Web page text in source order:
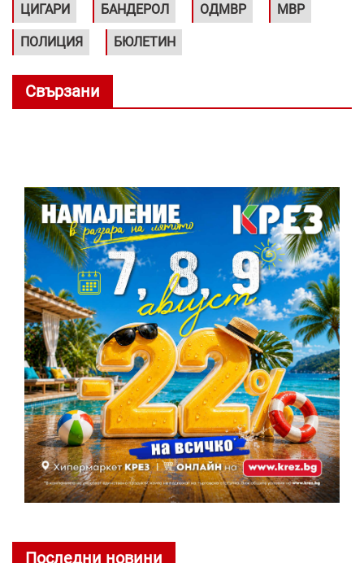
ЦИГАРИ БАНДЕРОЛ ОДМВР МВР
ПОЛИЦИЯ БЮЛЕТИН
Свързани
Последни новини